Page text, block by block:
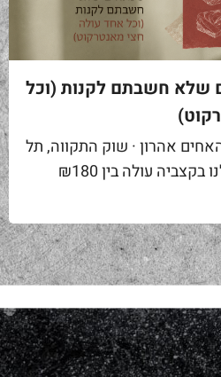
5 נתחים שלא חשבתם לקנות (וכל
אהרון · שוק התקווה, תל
אביב קילו אנטרקוט אצלנו בקצביה עולה בין ₪180